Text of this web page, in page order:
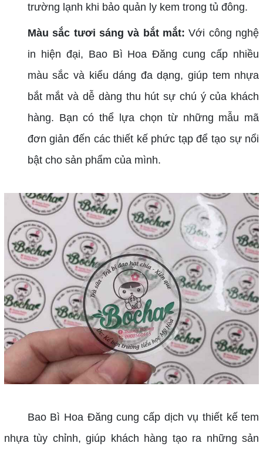
trường lạnh khi bảo quản ly kem trong tủ đông.
Màu sắc tươi sáng và bắt mắt:Với công nghệ
in hiện đại, Bao Bì Hoa Đăng cung cấp nhiều
màu sắc và kiểu dáng đa dạng, giúp tem nhựa
bắt mắt và dễ dàng thu hút sự chú ý của khách
hàng. Bạn có thể lựa chọn từ những mẫu mã
đơn giản đến các thiết kế phức tạp để tạo sự nổi
bật cho sản phẩm của mình.
Bao Bì Hoa Đăng cung cấp dịch vụ thiết kế tem
nhựa tùy chỉnh, giúp khách hàng tạo ra những sản